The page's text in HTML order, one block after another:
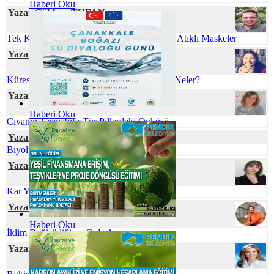
Haberi Oku
Haberi Oku
Haberi Oku
Yazar Gökhan TUFAN
Tek Kullanımlık Maskeler Yerine Minimum Atıklı Maskeler
Yazar Gamze CİVELEK
Küreselleşen Dünyamızda Çevre Sorunları Neler?
Yazar Neslihan BOYACILAR
Cıvanın Taşınabilir Tür Pillerdeki Öyküsü
Yazar Elif Naz COŞKUN
Biyolüminesans: Parıldayan Canlılar
Yazar Berna UÇAR
Kar Yağışının Faydaları
Yazar Prof. Dr. Zeynep ZAİMOĞLU
İklim Değişikliği ve Gıda Arzı
Yazar Nihal SÖZBİR KARAKUŞ